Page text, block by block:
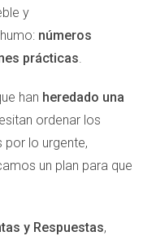
okupas, es
de una
lo material. Para
la idea de dejar su
y
números
prácticas.
han heredado una
ordenar los
por lo urgente,
un plan para que
y Respuestas,